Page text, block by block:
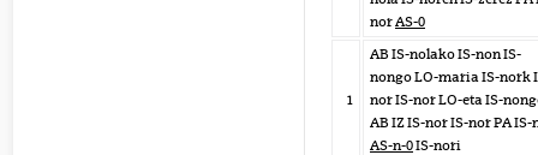
norAS-0
1
AB IS-nolako IS-non IS-
nongo LO-maria IS-nork
nor IS-nor LO-eta IS-
AB IZ IS-nor IS-nor PA IS-
AS-n-0IS-nori